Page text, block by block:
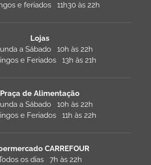
e feriados 11h30 às 22h
Lojas
a Sábado 10h às 22h
e Feriados 13h às 21h
Praça de Alimentação
a Sábado 10h às 22h
e Feriados 11h às 22h
CARREFOUR
os dias 7h às 22h